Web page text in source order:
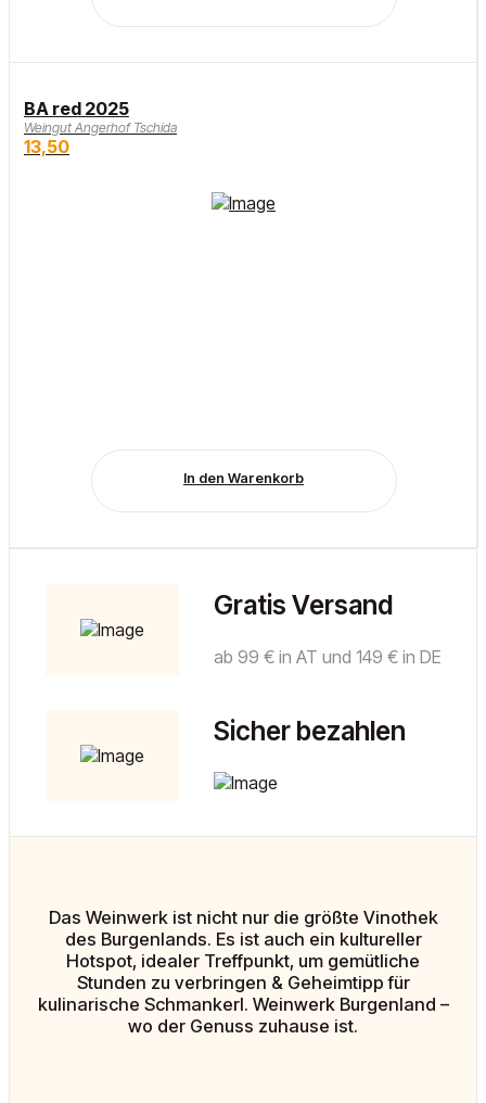
BA red 2025
Weingut Angerhof Tschida
13,50
In den Warenkorb
Gratis Versand
ab 99 € in AT und 149 € in DE
Sicher bezahlen
Das Weinwerk ist nicht nur die größte Vinothek
des Burgenlands. Es ist auch ein kultureller
Hotspot, idealer Treffpunkt, um gemütliche
Stunden zu verbringen & Geheimtipp für
kulinarische Schmankerl. Weinwerk Burgenland –
wo der Genuss zuhause ist.